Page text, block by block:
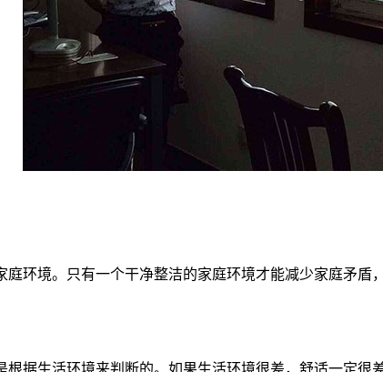
环境。只有一个干净整洁的家庭环境才能减少家庭矛
据生活环境来判断的。如果生活环境很差，舒适一定